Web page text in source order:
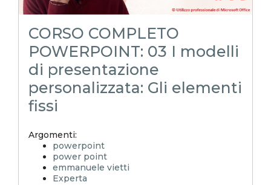
CORSO COMPLETO
POWERPOINT: 03 I modelli
di presentazione
personalizzata: Gli elementi
fissi
Argomenti:
powerpoint
power point
emmanuele vietti
Experta